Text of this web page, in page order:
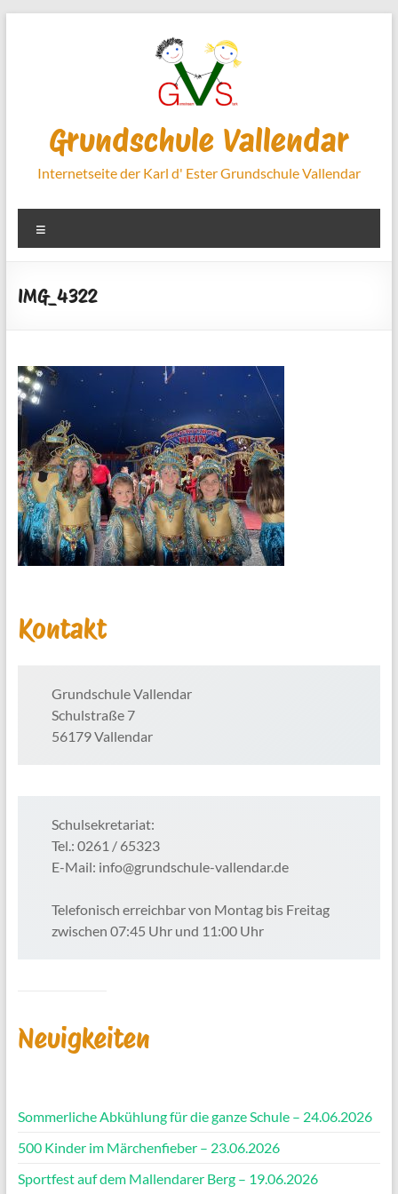
Grundschule Vallendar
Internetseite der Karl d' Ester Grundschule Vallendar
IMG_4322
Kontakt
Grundschule Vallendar
Schulstraße 7
56179 Vallendar
Schulsekretariat:
Tel.: 0261 / 65323
E-Mail: info@grundschule-vallendar.de
Telefonisch erreichbar von Montag bis Freitag
zwischen 07:45 Uhr und 11:00 Uhr
Neuigkeiten
Sommerliche Abkühlung für die ganze Schule – 24.06.2026
500 Kinder im Märchenfieber – 23.06.2026
Sportfest auf dem Mallendarer Berg – 19.06.2026